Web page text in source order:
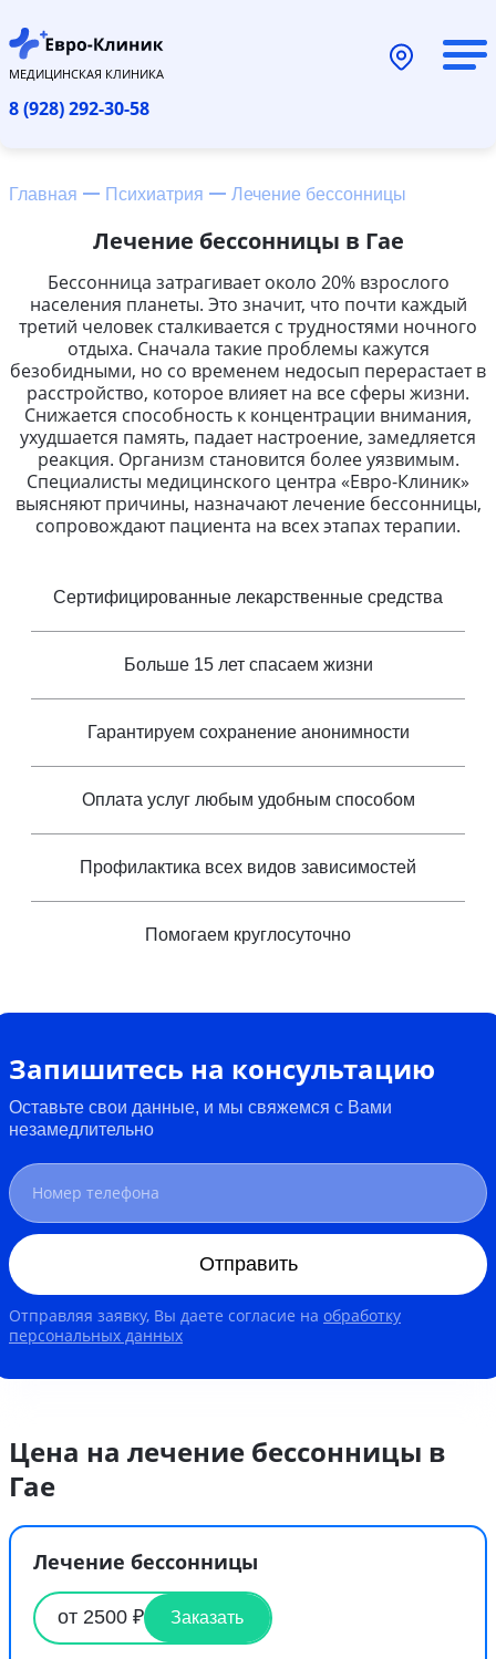
МЕДИЦИНСКАЯ КЛИНИКА
8 (928) 292-30-58
Главная Психиатрия Лечение бессонницы
Лечение бессонницы в Гае
Бессонница затрагивает около 20% взрослого
населения планеты. Это значит, что почти каждый
третий человек сталкивается с трудностями ночного
отдыха. Сначала такие проблемы кажутся
безобидными, но со временем недосып перерастает в
расстройство, которое влияет на все сферы жизни.
Снижается способность к концентрации внимания,
ухудшается память, падает настроение, замедляется
реакция. Организм становится более уязвимым.
Специалисты медицинского центра «Евро-Клиник»
выясняют причины, назначают лечение бессонницы,
сопровождают пациента на всех этапах терапии.
Сертифицированные лекарственные средства
Больше 15 лет спасаем жизни
Гарантируем сохранение анонимности
Оплата услуг любым удобным способом
Профилактика всех видов зависимостей
Помогаем круглосуточно
Запишитесь на консультацию
Оставьте свои данные, и мы свяжемся с Вами
незамедлительно
Отправить
Отправляя заявку, Вы даете согласие на обработку
персональных данных
Цена на лечение бессонницы в
Гае
Лечение бессонницы
от 2500 ₽ Заказать